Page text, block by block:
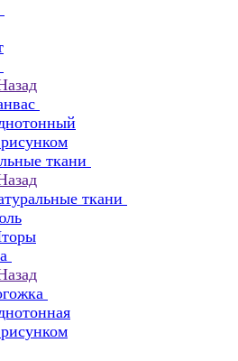
ткани
ткани